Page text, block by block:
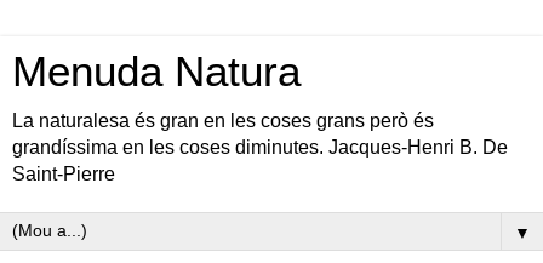
Menuda Natura
La naturalesa és gran en les coses grans però és
grandíssima en les coses diminutes. Jacques-Henri B. De
Saint-Pierre
▼